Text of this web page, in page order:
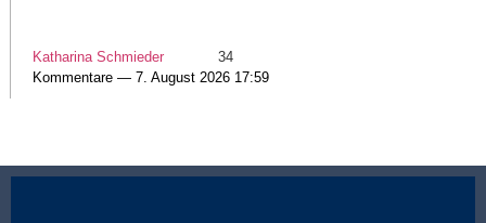
Katharina Schmieder
34
Kommentare — 7. August 2026 17:59